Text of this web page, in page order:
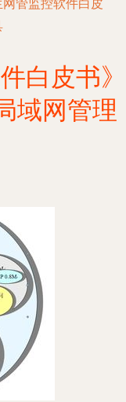
管监控软件白皮
白皮书》
域网管理